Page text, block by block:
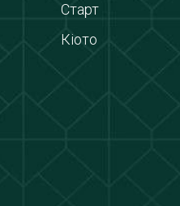
Старт
Кіото